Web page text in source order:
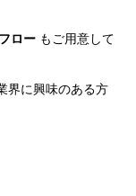
ロー もご用意して
界に興味のある方